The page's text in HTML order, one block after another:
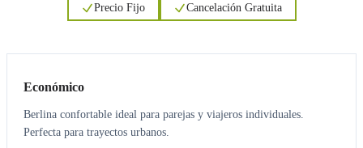
Precio Fijo Cancelación Gratuita
Económico
Berlina confortable ideal para parejas y viajeros individuales.
Perfecta para trayectos urbanos.